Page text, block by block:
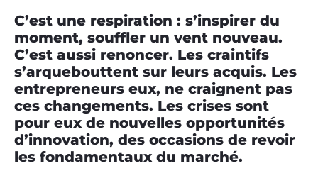
C’est une respiration : s’inspirer du
moment, souffler un vent nouveau.
C’est aussi renoncer. Les craintifs
s’arquebouttent sur leurs acquis. Les
entrepreneurs eux, ne craignent pas
ces changements. Les crises sont
pour eux de nouvelles opportunités
d’innovation, des occasions de revoir
les fondamentaux du marché.